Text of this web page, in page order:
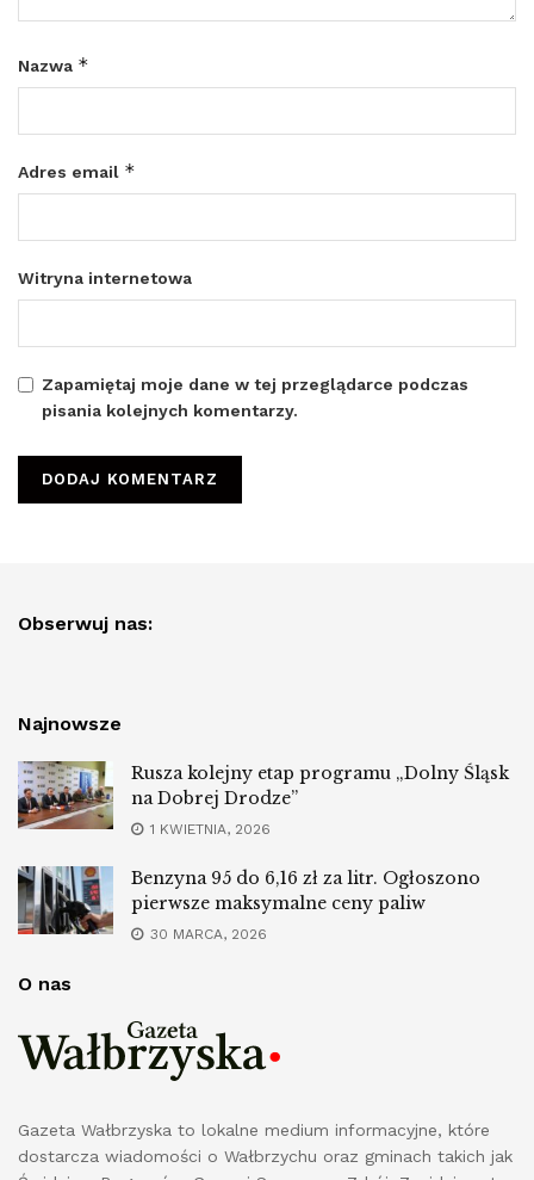
Nazwa *
Adres email *
Witryna internetowa
Zapamiętaj moje dane w tej przeglądarce podczas
pisania kolejnych komentarzy.
Obserwuj nas:
Najnowsze
Rusza kolejny etap programu „Dolny Śląsk
na Dobrej Drodze”
1 KWIETNIA, 2026
Benzyna 95 do 6,16 zł za litr. Ogłoszono
pierwsze maksymalne ceny paliw
30 MARCA, 2026
O nas
Gazeta Wałbrzyska to lokalne medium informacyjne, które
dostarcza wiadomości o Wałbrzychu oraz gminach takich jak